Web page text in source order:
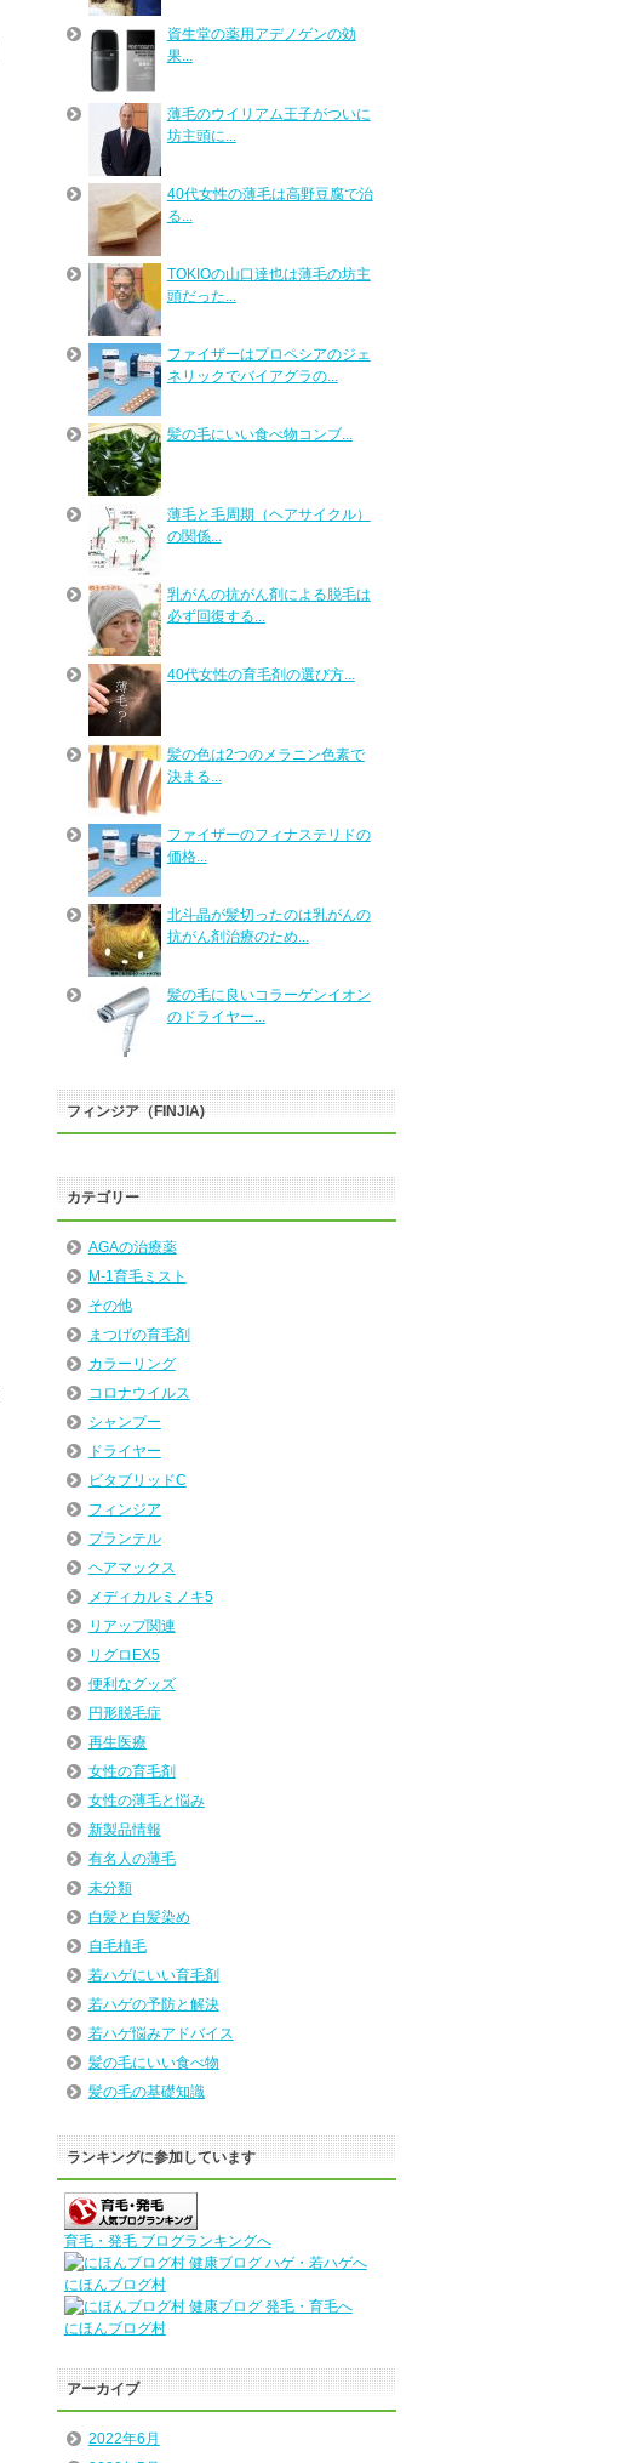
資生堂の薬用アデノゲンの効
果...
薄毛のウイリアム王子がついに
坊主頭に...
40代女性の薄毛は高野豆腐で治
る...
TOKIOの山口達也は薄毛の坊主
頭だった...
ファイザーはプロペシアのジェ
ネリックでバイアグラの...
髪の毛にいい食べ物コンブ...
薄毛と毛周期（ヘアサイクル）
の関係...
乳がんの抗がん剤による脱毛は
必ず回復する...
40代女性の育毛剤の選び方...
髪の色は2つのメラニン色素で
決まる...
ファイザーのフィナステリドの
価格...
北斗晶が髪切ったのは乳がんの
抗がん剤治療のため...
髪の毛に良いコラーゲンイオン
のドライヤー...
フィンジア（FINJIA)
カテゴリー
AGAの治療薬
M-1育毛ミスト
その他
まつげの育毛剤
カラーリング
コロナウイルス
シャンプー
ドライヤー
ビタブリッドC
フィンジア
プランテル
ヘアマックス
メディカルミノキ5
リアップ関連
リグロEX5
便利なグッズ
円形脱毛症
再生医療
女性の育毛剤
女性の薄毛と悩み
新製品情報
有名人の薄毛
未分類
白髪と白髪染め
自毛植毛
若ハゲにいい育毛剤
若ハゲの予防と解決
若ハゲ悩みアドバイス
髪の毛にいい食べ物
髪の毛の基礎知識
ランキングに参加しています
育毛・発毛 ブログランキングへ
にほんブログ村
にほんブログ村
アーカイブ
2022年6月